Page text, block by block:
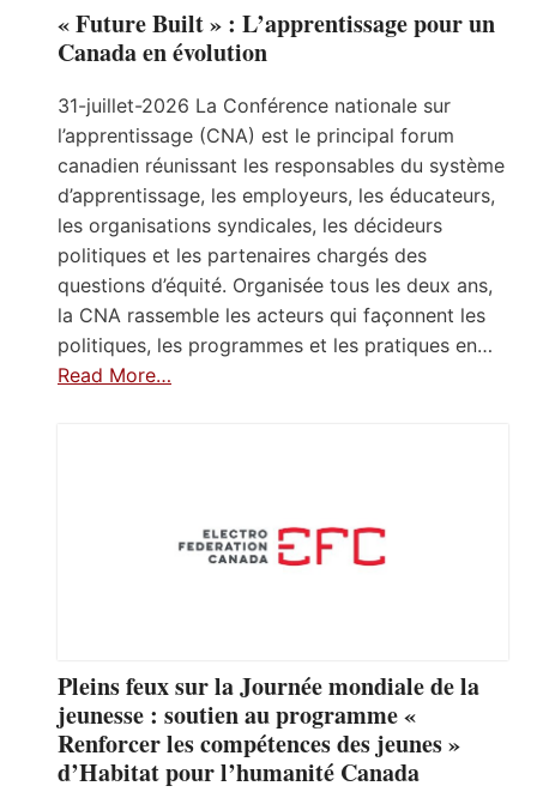
« Future Built » : L’apprentissage pour un
Canada en évolution
31-juillet-2026 La Conférence nationale sur
l’apprentissage (CNA) est le principal forum
canadien réunissant les responsables du système
d’apprentissage, les employeurs, les éducateurs,
les organisations syndicales, les décideurs
politiques et les partenaires chargés des
questions d’équité. Organisée tous les deux ans,
la CNA rassemble les acteurs qui façonnent les
politiques, les programmes et les pratiques en…
Read More…
Pleins feux sur la Journée mondiale de la
jeunesse : soutien au programme «
Renforcer les compétences des jeunes »
d’Habitat pour l’humanité Canada